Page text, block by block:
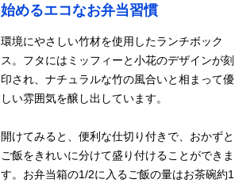
始めるエコなお弁当習慣
環境にやさしい竹材を使用したランチボック
ス。フタにはミッフィーと小花のデザインが刻
印され、ナチュラルな竹の風合いと相まって優
しい雰囲気を醸し出しています。
開けてみると、便利な仕切り付きで、おかずと
ご飯をきれいに分けて盛り付けることができま
す。お弁当箱の1/2に入るご飯の量はお茶碗約1